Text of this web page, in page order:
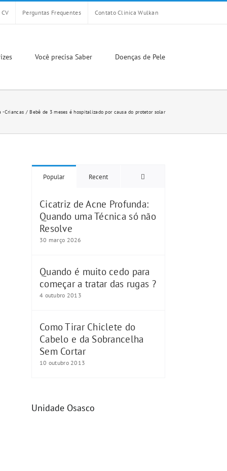
CV Perguntas Frequentes Contato Clinica Wulkan
Você precisa Saber Doenças de Pele
-Criancas Bebê de 3 meses é hospitalizado por causa do protetor solar
Popular Recent Comments
Cicatriz de Acne Profunda:
Quando uma Técnica só não
Resolve
30 março 2026
Quando é muito cedo para
começar a tratar das rugas ?
4 outubro 2013
Como Tirar Chiclete do
Cabelo e da Sobrancelha
Sem Cortar
10 outubro 2013
Unidade Osasco